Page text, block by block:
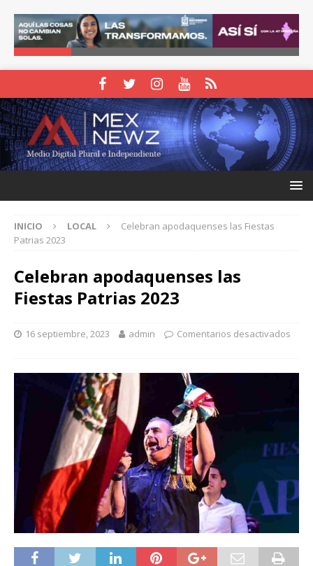
INICIO LOCAL
Celebran apodaquenses las Fiestas
Patrias 2023
Celebran apodaquenses las
Fiestas Patrias 2023
16 septiembre, 2023 admin Comentarios desactivados